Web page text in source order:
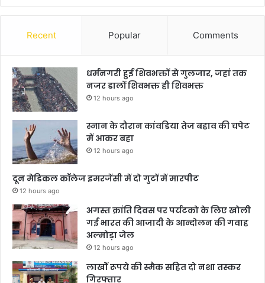
Recent Popular Comments
धर्मनगरी हुई शिवभक्तों से गुलजार, जहां तक
नजर डालों शिवभक्त ही शिवभक्त
12 hours ago
स्नान के दौरान कांवडिया तेज बहाव की चपेट
में आकर बहा
12 hours ago
दून मेडिकल कॉलेज इमरजेंसी में दो गुटों में मारपीट
12 hours ago
अगस्त क्रांति दिवस पर पर्यटको के लिए खोली
गई भारत की आजादी के आन्दोलन की गवाह
अल्मोड़ा जेल
12 hours ago
लाखोें रूपये की स्मैक सहित दो नशा तस्कर
गिरफ्तार